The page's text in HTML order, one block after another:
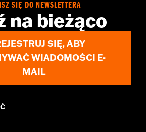
warranty – Go towww.h-
details
SIĘ DO NEWSLETTERA
na bieżąco
SIĘ, ABY
WIADOMOŚCI E-
MAIL